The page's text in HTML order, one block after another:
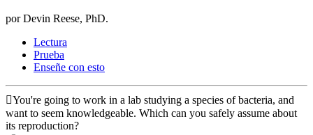
por Devin Reese, PhD.
Lectura
Prueba
Enseñe con esto
You're going to work in a lab studying a species of bacteria, and
want to seem knowledgeable. Which can you safely assume about
its reproduction?